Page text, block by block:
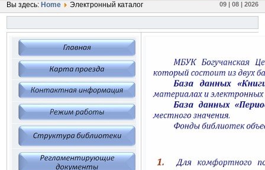
Вы здесь: Home Электронный каталог 09 | 08 | 2026